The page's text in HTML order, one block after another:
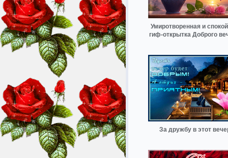
Умиротворенная и
гиф-открытка Доброго
За дружбу в этот